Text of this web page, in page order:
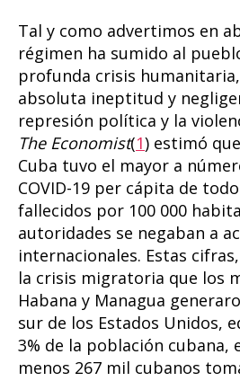
Tal y como advertimos en
régimen ha sumido al
profunda crisis
absoluta ineptitud y
represión política y la
The Economist(1) estimó
Cuba tuvo el mayor a
COVID-19 per cápita de
fallecidos por 100 000
autoridades se negaban a
internacionales. Estas
la crisis migratoria que los
Habana y Managua
sur de los Estados Unidos,
3% de la población cubana,
menos 267 mil cubanos